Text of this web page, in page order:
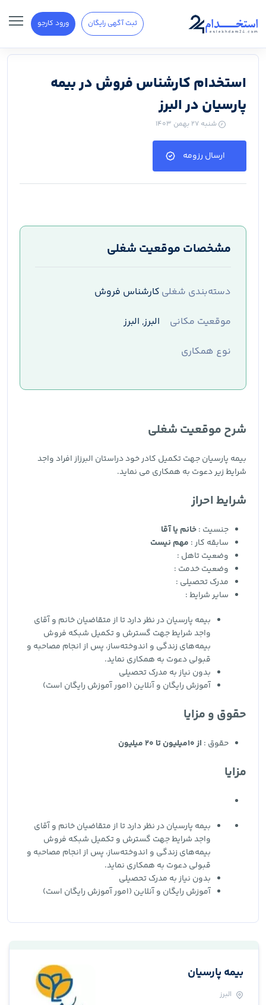
ثبت آگهی رایگان ورود کارجو
استخدام کارشناس فروش در بیمه
پارسیان در البرز
شنبه ۲۷ بهمن ۱۴۰۳
ارسال رزومه
مشخصات موقعیت شغلی
دسته‌بندی شغلی کارشناس فروش
موقعیت مکانی
البرز, البرز
نوع همکاری
شرح موقعیت شغلی
بیمه پارسیان جهت تکمیل کادر خود دراستان البرزاز افراد واجد
شرایط زیر دعوت به همکاری می نماید.
شرایط احراز
جنسیت :خانم یا آقا
سابقه کار : مهم نیست
وضعیت تاهل :
وضعیت خدمت :
مدرک تحصیلی :
سایر شرایط :
بیمه پارسیان در نظر دارد تا از متقاضیان خانم و آقای
واجد شرایط جهت گسترش و تکمیل شبکه فروش
بیمه‌های زندگی و اندوخته‌ساز، پس از انجام مصاحبه و
قبولی دعوت به همکاری نماید.
بدون نیاز به مدرک تحصیلی
آموزش رایگان و آنلاین (امور آموزش رایگان است)
حقوق و مزایا
حقوق : از 10میلیون تا 20 میلیون
مزایا
بیمه پارسیان در نظر دارد تا از متقاضیان خانم و آقای
واجد شرایط جهت گسترش و تکمیل شبکه فروش
بیمه‌های زندگی و اندوخته‌ساز، پس از انجام مصاحبه و
قبولی دعوت به همکاری نماید.
بدون نیاز به مدرک تحصیلی
آموزش رایگان و آنلاین (امور آموزش رایگان است)
بیمه پارسیان
البرز